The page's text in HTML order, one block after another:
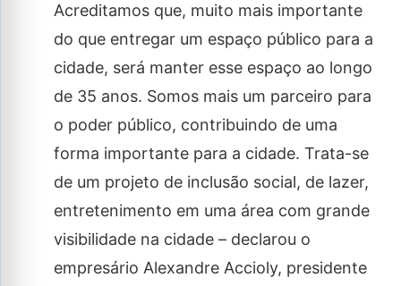
Acreditamos que, muito mais importante
do que entregar um espaço público para a
cidade, será manter esse espaço ao longo
de 35 anos. Somos mais um parceiro para
o poder público, contribuindo de uma
forma importante para a cidade. Trata-se
de um projeto de inclusão social, de lazer,
entretenimento em uma área com grande
visibilidade na cidade – declarou o
empresário Alexandre Accioly, presidente